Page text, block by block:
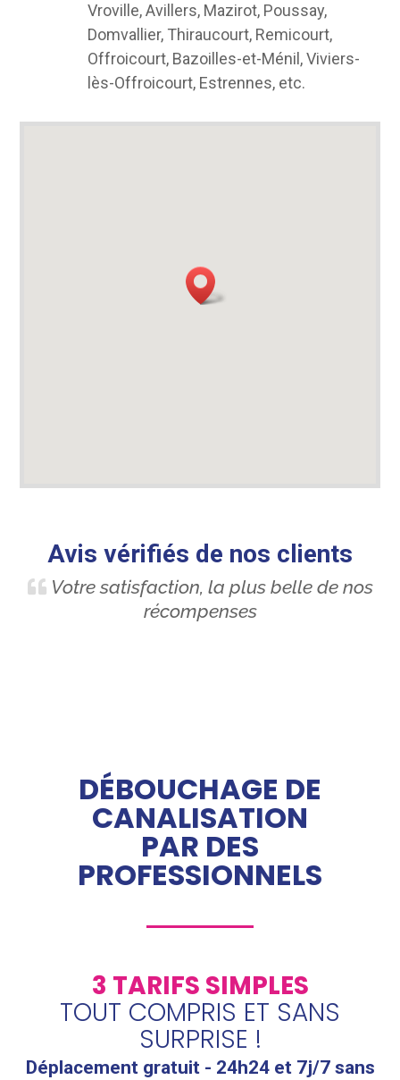
Vroville, Avillers, Mazirot, Poussay,
Domvallier, Thiraucourt, Remicourt,
Offroicourt, Bazoilles-et-Ménil, Viviers-
lès-Offroicourt, Estrennes, etc.
Avis vérifiés de nos clients
Votre satisfaction, la plus belle de nos
récompenses
DÉBOUCHAGE DE
CANALISATION
PAR DES
PROFESSIONNELS
3 TARIFS SIMPLES
TOUT COMPRIS ET SANS
SURPRISE !
Déplacement gratuit - 24h24 et 7j/7 sans